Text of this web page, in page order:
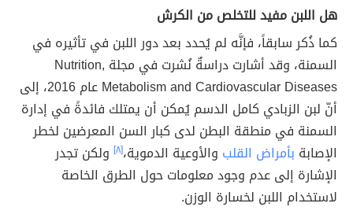
هل اللبن مفيد للتخلص من الكرش
كما ذُكر سابقاً، فإنَّه لم يُحدد بعد دور اللبن في تأثيره في
السمنة، وقد أشارت دراسةٌ نُشرت في مجلة Nutrition,
Metabolism and Cardiovascular Diseases عام 2016، إلى
أنّ لبن الزبادي كامل الدسم يُمكن أن يمتلك فائدةً في إدارة
السمنة في منطقة البطن لدى كبار السن المعرضين لخطر
الإصابة بأمراض القلب والأوعية الدموية،[٨]
ولكن تجدر
الإشارة إلى عدم وجود معلومات حول الطرق الخاصة
لاستخدام اللبن لخسارة الوزن.